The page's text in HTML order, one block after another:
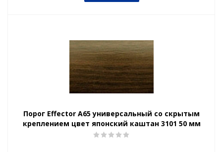
Порог Effector А65 универсальный со скрытым
креплением цвет японский каштан 3101 50 мм